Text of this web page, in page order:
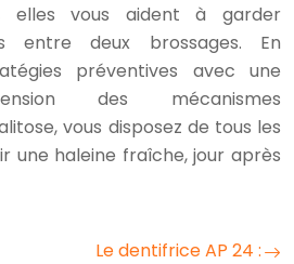
elles vous aident à garder
entre deux brossages. En
préventives avec une
des mécanismes
vous disposez de tous les
une haleine fraîche, jour après
Le dentifrice AP 24 :